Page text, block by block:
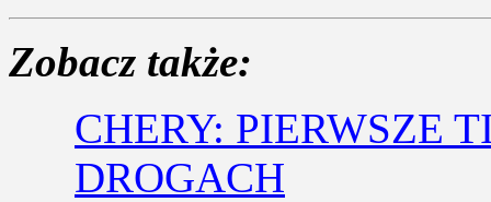
Zobacz także:
CHERY: PIERWSZE
DROGACH